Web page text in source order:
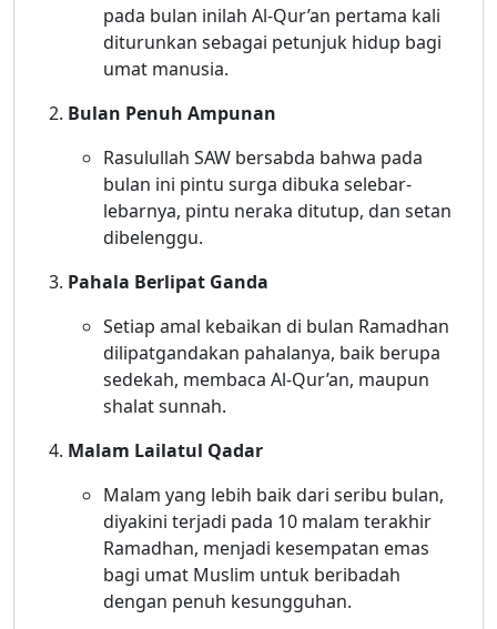
pada bulan inilah Al-Qur’an pertama kali
diturunkan sebagai petunjuk hidup bagi
umat manusia.
Bulan Penuh Ampunan
Rasulullah SAW bersabda bahwa pada
bulan ini pintu surga dibuka selebar-
lebarnya, pintu neraka ditutup, dan setan
dibelenggu.
Pahala Berlipat Ganda
Setiap amal kebaikan di bulan Ramadhan
dilipatgandakan pahalanya, baik berupa
sedekah, membaca Al-Qur’an, maupun
shalat sunnah.
Malam Lailatul Qadar
Malam yang lebih baik dari seribu bulan,
diyakini terjadi pada 10 malam terakhir
Ramadhan, menjadi kesempatan emas
bagi umat Muslim untuk beribadah
dengan penuh kesungguhan.